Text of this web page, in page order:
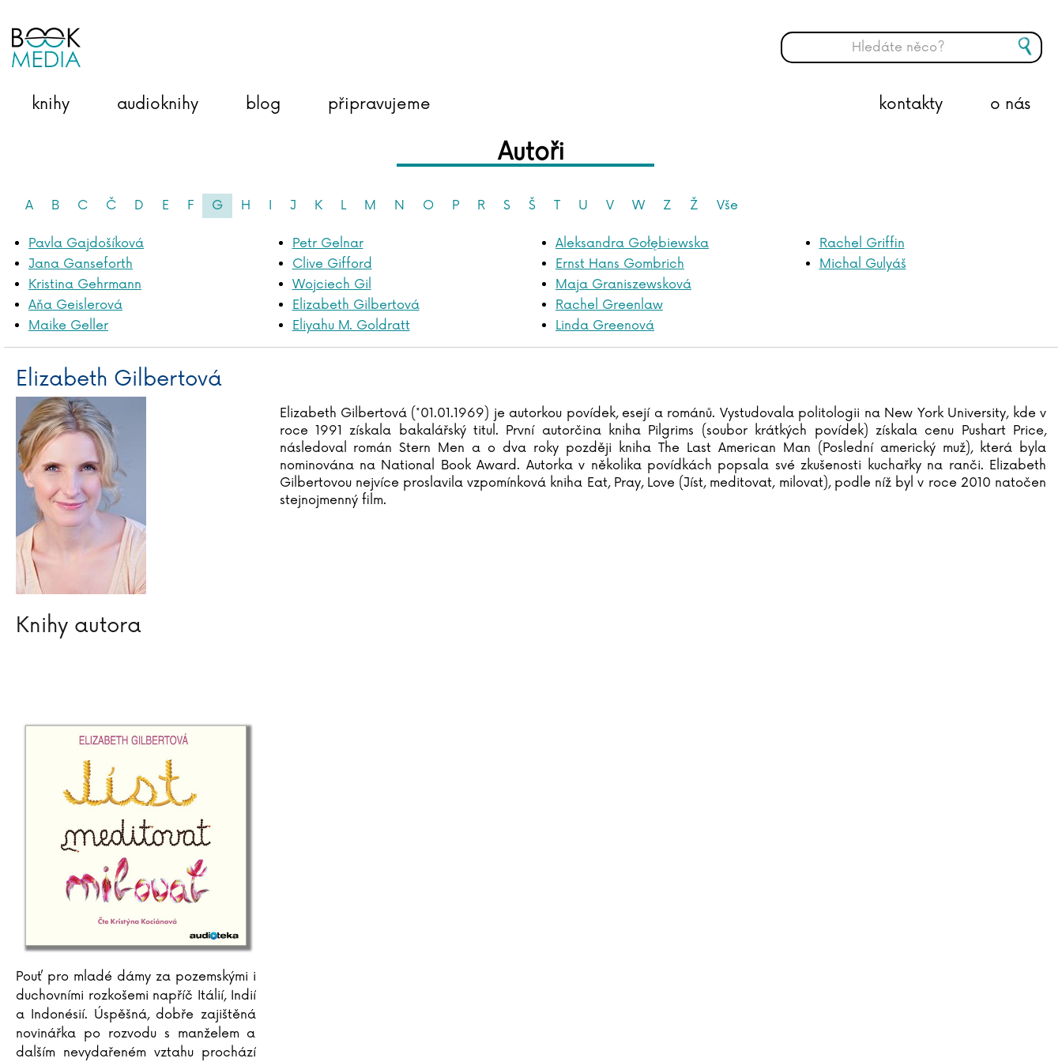
knihy audioknihy blog připravujeme o nás
kontakty
Autoři
A B C Č D E F G H I J K L M N O P R S Š T U V W Z Ž Vše
Pavla Gajdošíková
Jana Ganseforth
Kristina Gehrmann
Aňa Geislerová
Maike Geller
Petr Gelnar
Clive Gifford
Wojciech Gil
Elizabeth Gilbertová
Eliyahu M. Goldratt
Aleksandra Gołębiewska
Ernst Hans Gombrich
Maja Graniszewsková
Rachel Greenlaw
Linda Greenová
Rachel Griffin
Michal Gulyáš
Elizabeth Gilbertová
Elizabeth Gilbertová (*01.01.1969) je autorkou povídek, esejí a románů. Vystudovala politologii na New York University, kde v
roce 1991 získala bakalářský titul. První autorčina kniha Pilgrims (soubor krátkých povídek) získala cenu Pushart Price,
následoval román Stern Men a o dva roky později kniha The Last American Man (Poslední americký muž), která byla
nominována na National Book Award. Autorka v několika povídkách popsala své zkušenosti kuchařky na ranči. Elizabeth
Gilbertovou nejvíce proslavila vzpomínková kniha Eat, Pray, Love (Jíst, meditovat, milovat), podle níž byl v roce 2010 natočen
stejnojmenný film.
Knihy autora
Pouť pro mladé dámy za pozemskými i
duchovními rozkošemi napříč Itálií, Indií
a Indonésií. Úspěšná, dobře zajištěná
novinářka po rozvodu s manželem a
dalším nevydařeném vztahu prochází